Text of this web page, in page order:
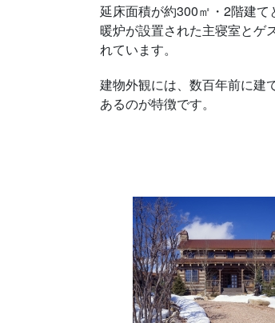
延床面積が約300㎡・2階建て
暖炉が設置された主寝室とゲ
れています。
建物外観には、数百年前に建
あるのが特徴です。